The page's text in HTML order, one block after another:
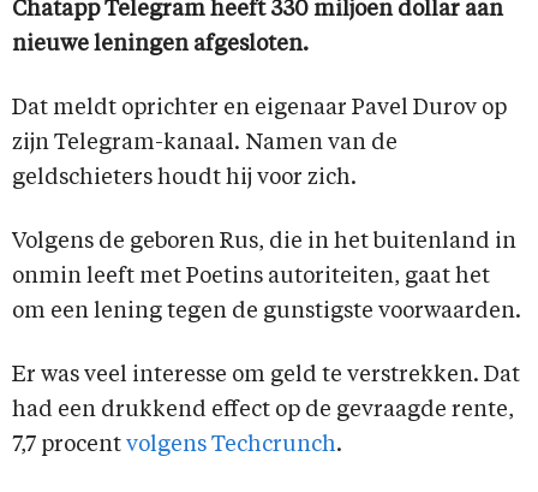
Chatapp Telegram heeft 330 miljoen dollar aan
nieuwe leningen afgesloten.
Dat meldt oprichter en eigenaar Pavel Durov op
zijn Telegram-kanaal. Namen van de
geldschieters houdt hij voor zich.
Volgens de geboren Rus, die in het buitenland in
onmin leeft met Poetins autoriteiten, gaat het
om een lening tegen de gunstigste voorwaarden.
Er was veel interesse om geld te verstrekken. Dat
had een drukkend effect op de gevraagde rente,
7,7 procent volgens Techcrunch.